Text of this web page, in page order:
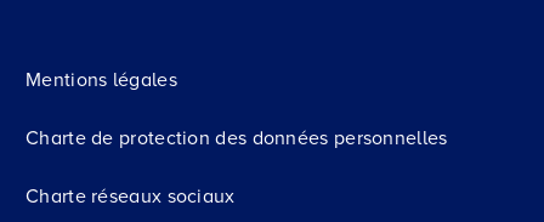
Mentions légales
Charte de protection des données personnelles
Charte réseaux sociaux